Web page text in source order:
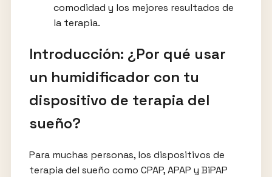
comodidad y los mejores resultados de
la terapia.
Introducción: ¿Por qué usar
un humidificador con tu
dispositivo de terapia del
sueño?
Para muchas personas, los dispositivos de
terapia del sueño como CPAP, APAP y BiPAP